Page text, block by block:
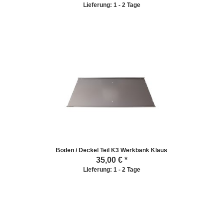
Lieferung: 1 - 2 Tage
Boden / Deckel Teil K3 Werkbank Klaus
35,00€ *
Lieferung: 1 - 2 Tage